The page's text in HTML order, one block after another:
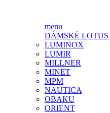
menu
DÁMSKÉ LOTUS
LUMINOX
LUMIR
MILLNER
MINET
MPM
NAUTICA
OBAKU
ORIENT